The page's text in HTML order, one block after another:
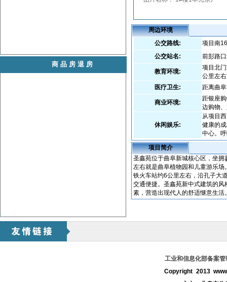
商品房退房
周边环境
公交路线:
项目南
公交站名:
前彭路
教育环境:
项目北
公里左
医疗卫生:
距离曲
商业环境:
距银座
边购物
休闲娱乐:
从项目
健康的
中心。
项目简介
圣鑫苑位于曲阜新城核心区，坐
左右就是曲阜植物园和儿童游乐
铁火车站约6公里左右，沿孔子大
交通便捷。圣鑫苑新中式建筑的
素，营造出现代人的舒适惬意生活
工业和信息化部备案
Copyright 2013